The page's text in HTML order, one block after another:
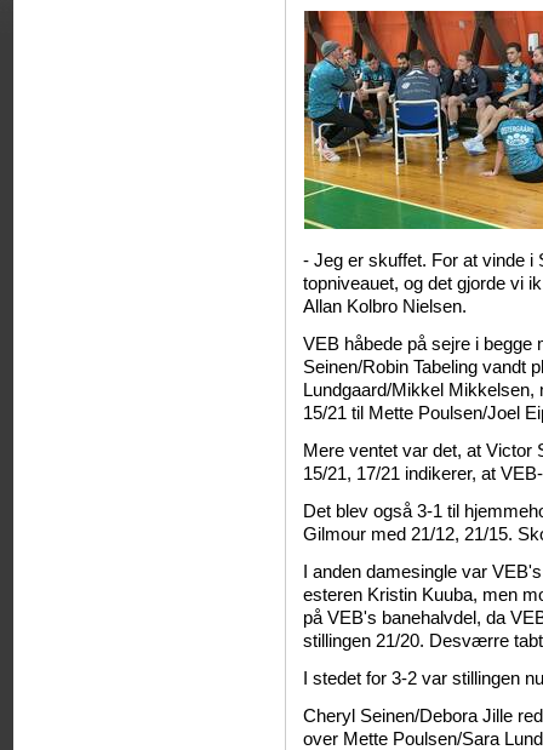
- Jeg er skuffet. For at vinde
topniveauet, og det gjorde vi
Allan Kolbro Nielsen.
VEB håbede på sejre i begge
Seinen/Robin Tabeling vandt
Lundgaard/Mikkel Mikkelsen,
15/21 til Mette Poulsen/Joel
Mere ventet var det, at Victor
15/21, 17/21 indikerer, at
Det blev også 3-1 til
Gilmour med 21/12, 21/15.
I anden damesingle var
esteren Kristin Kuuba, men
på VEB's banehalvdel, da
stillingen 21/20. Desværre
I stedet for 3-2 var stillingen
Cheryl Seinen/Debora Jille
over Mette Poulsen/Sara